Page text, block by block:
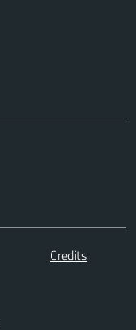
Credits